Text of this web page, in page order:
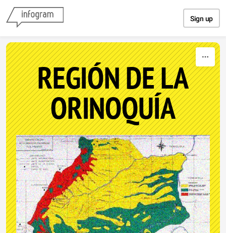
Sign up
REGIÓN DE LA
ORINOQUÍA